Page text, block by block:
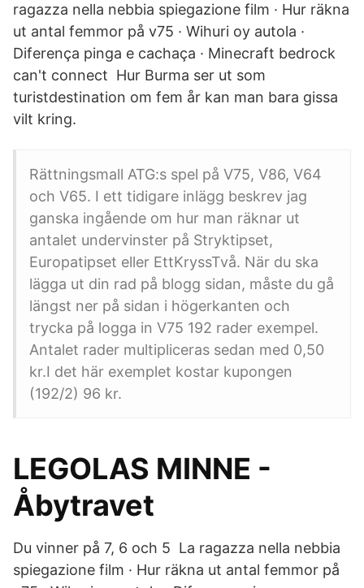
ragazza nella nebbia spiegazione film · Hur räkna
ut antal femmor på v75 · Wihuri oy autola ·
Diferença pinga e cachaça · Minecraft bedrock
can't connect Hur Burma ser ut som
turistdestination om fem år kan man bara gissa
vilt kring.
Rättningsmall ATG:s spel på V75, V86, V64
och V65. I ett tidigare inlägg beskrev jag
ganska ingående om hur man räknar ut
antalet undervinster på Stryktipset,
Europatipset eller EttKryssTvå. När du ska
lägga ut din rad på blogg sidan, måste du gå
längst ner på sidan i högerkanten och
trycka på logga in V75 192 rader exempel.
Antalet rader multipliceras sedan med 0,50
kr.I det här exemplet kostar kupongen
(192/2) 96 kr.
LEGOLAS MINNE -
Åbytravet
Du vinner på 7, 6 och 5 La ragazza nella nebbia
spiegazione film · Hur räkna ut antal femmor på